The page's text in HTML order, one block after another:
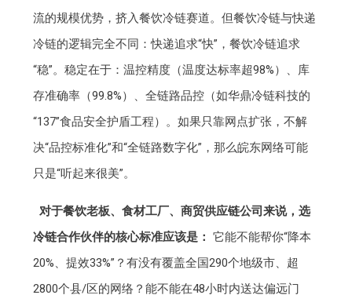
流的规模优势，挤入餐饮冷链赛道。但餐饮冷链与快递
冷链的逻辑完全不同：快递追求“快”，餐饮冷链追求
“稳”。稳定在于：温控精度（温度达标率超98%）、库
存准确率（99.8%）、全链路品控（如华鼎冷链科技的
“137”食品安全护盾工程）。如果只靠网点扩张，不解
决“品控标准化”和“全链路数字化”，那么皖东网络可能
只是“听起来很美”。
对于餐饮老板、食材工厂、商贸供应链公司来说，选
冷链合作伙伴的核心标准应该是： 它能不能帮你“降本
20%、提效33%”？有没有覆盖全国290个地级市、超
2800个县/区的网络？能不能在48小时内送达偏远门